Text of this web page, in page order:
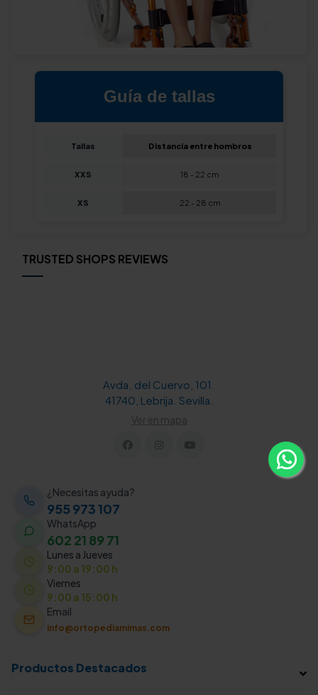
Guía de tallas
Tallas Distancia entre hombros
XXS 18 - 22 cm
XS 22 - 28 cm
TRUSTED SHOPS REVIEWS
Avda. del Cuervo, 101.
41740, Lebrija. Sevilla.
Ver en mapa
¿Necesitas ayuda?
955 973 107
WhatsApp
602 21 89 71
Lunes a Jueves
9:00 a 19:00 h
Viernes
9:00 a 15:00 h
Email
info@ortopediamimas.com
Productos Destacados